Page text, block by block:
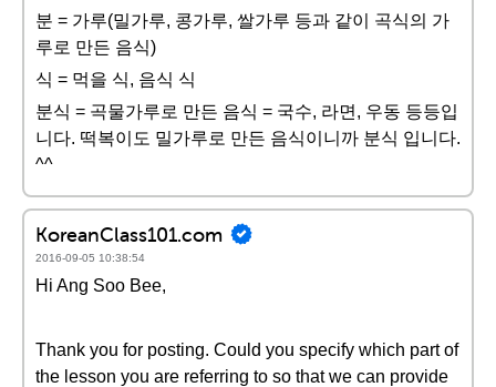
분 = 가루(밀가루, 콩가루, 쌀가루 등과 같이 곡식의 가
루로 만든 음식)
식 = 먹을 식, 음식 식
분식 = 곡물가루로 만든 음식 = 국수, 라면, 우동 등등입
니다. 떡복이도 밀가루로 만든 음식이니까 분식 입니다.
^^
KoreanClass101.com
2016-09-05 10:38:54
Hi Ang Soo Bee,
Thank you for posting. Could you specify which part of
the lesson you are referring to so that we can provide